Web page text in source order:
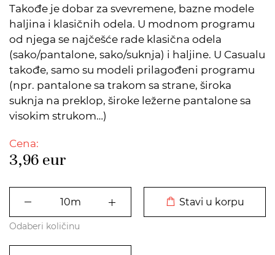
Takođe je dobar za svevremene, bazne modele
haljina i klasičnih odela. U modnom programu
od njega se najčešće rade klasična odela
(sako/pantalone, sako/suknja) i haljine. U Casualu
takođe, samo su modeli prilagođeni programu
(npr. pantalone sa trakom sa strane, široka
suknja na preklop, široke ležerne pantalone sa
visokim strukom…)
Cena:
3,96 eur
Stavi u korpu
Odaberi količinu